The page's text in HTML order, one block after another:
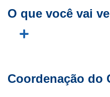
O que você vai
Coordenação do